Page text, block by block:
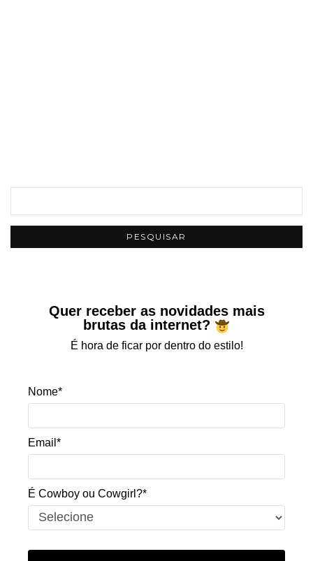
Quer receber as novidades mais
brutas da internet?
É hora de ficar por dentro do estilo!
Nome*
Email*
É Cowboy ou Cowgirl?*